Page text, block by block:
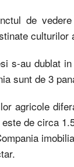
de
culturilor
s-au dublat
sunt de 3
agricole
de circa